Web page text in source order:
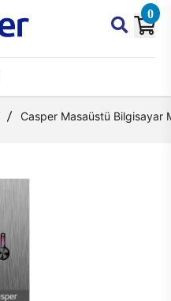
0
Casper Masaüstü Bilgisayar